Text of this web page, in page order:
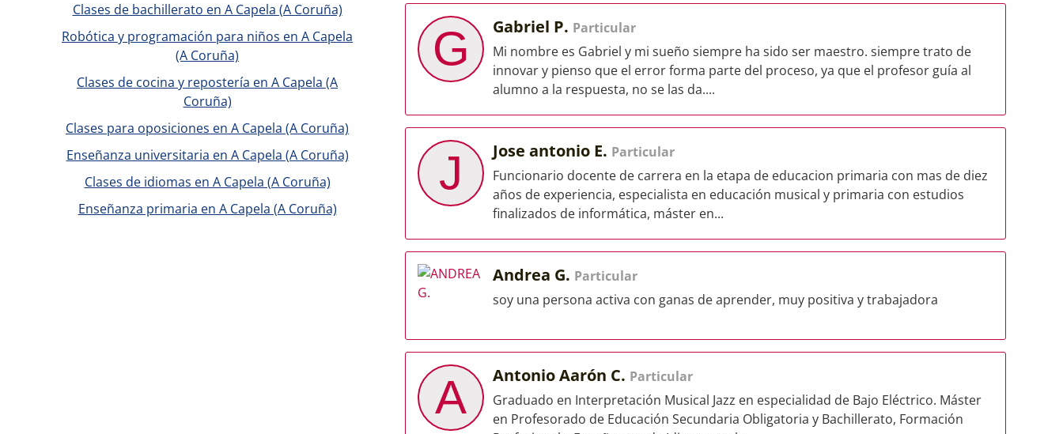
G Gabriel P. Particular
Mi nombre es Gabriel y mi sueño siempre ha sido ser maestro. siempre trato de
innovar y pienso que el error forma parte del proceso, ya que el profesor guía al
alumno a la respuesta, no se las da....
J Jose antonio E. Particular
Funcionario docente de carrera en la etapa de educacion primaria con mas de diez
años de experiencia, especialista en educación musical y primaria con estudios
finalizados de informática, máster en...
Andrea G. Particular
soy una persona activa con ganas de aprender, muy positiva y trabajadora
A Antonio Aarón C. Particular
Graduado en Interpretación Musical Jazz en especialidad de Bajo Eléctrico. Máster
en Profesorado de Educación Secundaria Obligatoria y Bachillerato, Formación
Clases de bachillerato en A Capela (A Coruña)
Robótica y programación para niños en A Capela
(A Coruña)
Clases de cocina y repostería en A Capela (A
Coruña)
Clases para oposiciones en A Capela (A Coruña)
Enseñanza universitaria en A Capela (A Coruña)
Clases de idiomas en A Capela (A Coruña)
Enseñanza primaria en A Capela (A Coruña)